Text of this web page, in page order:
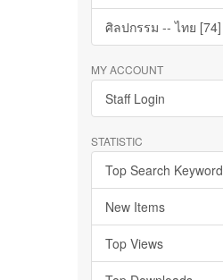
ศิลปกรรม -- ไทย [74]
MY ACCOUNT
Staff Login
STATISTIC
Top Search Keyword
New Items
Top Views